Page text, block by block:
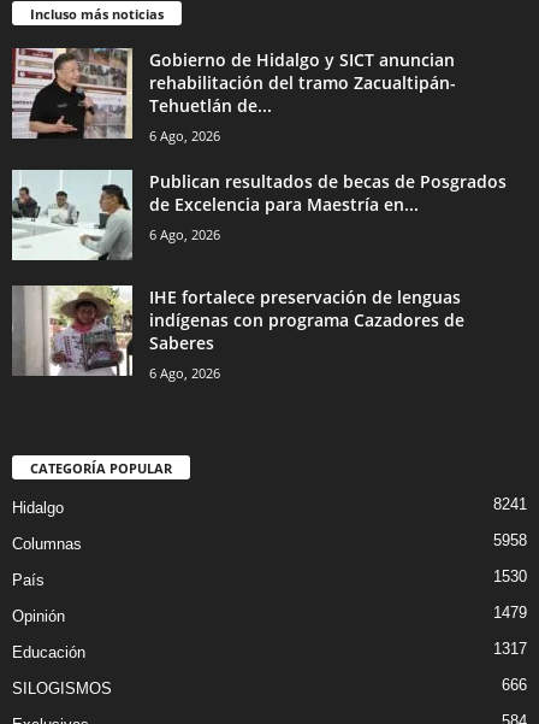
Incluso más noticias
Gobierno de Hidalgo y SICT anuncian
rehabilitación del tramo Zacualtipán-
Tehuetlán de...
6 Ago, 2026
Publican resultados de becas de Posgrados
de Excelencia para Maestría en...
6 Ago, 2026
IHE fortalece preservación de lenguas
indígenas con programa Cazadores de
Saberes
6 Ago, 2026
CATEGORÍA POPULAR
Hidalgo 8241
Columnas 5958
País 1530
Opinión 1479
Educación 1317
SILOGISMOS 666